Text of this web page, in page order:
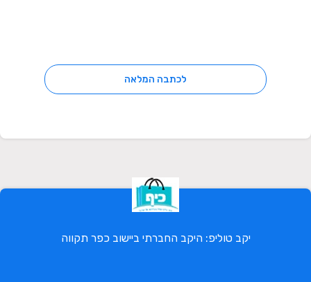
לכתבה המלאה
יקב טוליפ: היקב החברתי ביישוב כפר תקווה